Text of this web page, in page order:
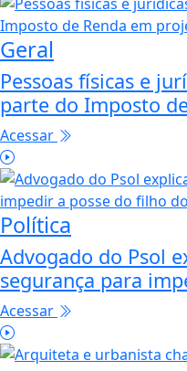
Geral
Pessoas físicas e
parte do Imposto
Acessar
Política
Advogado do Psol
segurança para
Acessar